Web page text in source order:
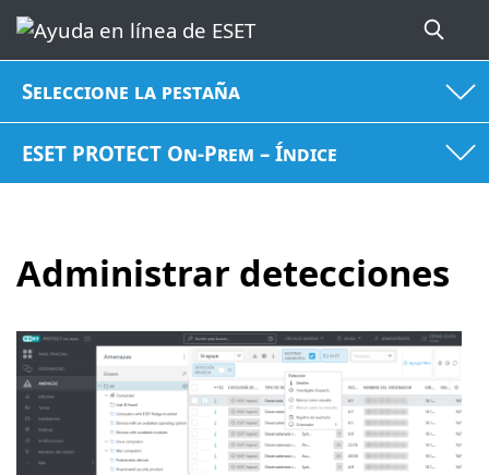
Seleccione la pestaña
ESET PROTECT On-Prem – Índice
Administrar detecciones